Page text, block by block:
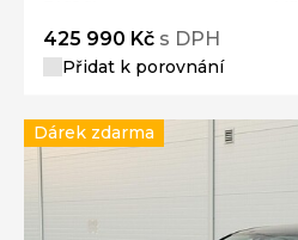
425 990 Kč s DPH
Přidat k porovnání
Dárek zdarma